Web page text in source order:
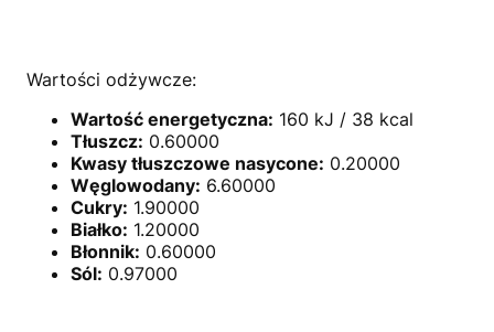
Wartości odżywcze:
Wartość energetyczna: 160 kJ / 38 kcal
Tłuszcz: 0.60000
Kwasy tłuszczowe nasycone: 0.20000
Węglowodany: 6.60000
Cukry: 1.90000
Białko: 1.20000
Błonnik: 0.60000
Sól: 0.97000